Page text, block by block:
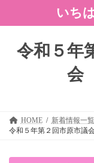
テ
ゲ
いち
令和５年
会
HOME 新着情報一覧
令和５年第２回市原市議